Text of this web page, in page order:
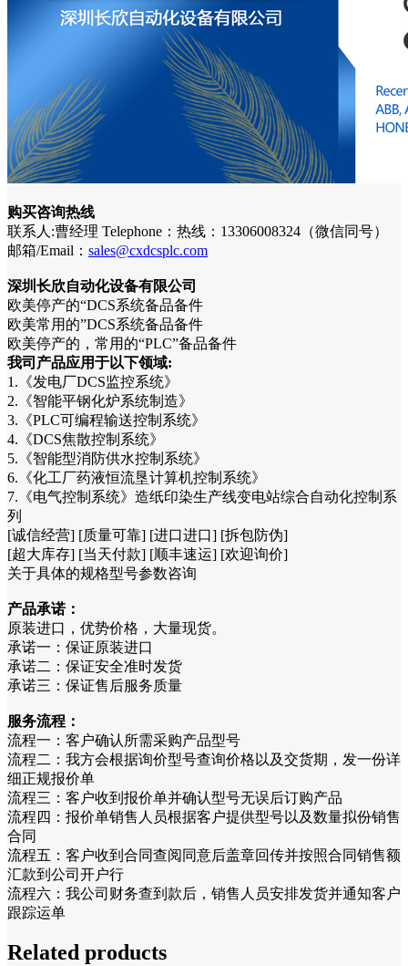
购买咨询热线
联系人:曹经理 Telephone：热线：13306008324（微信同号）
邮箱/Email： sales@cxdcsplc.com
深圳长欣自动化设备有限公司
欧美停产的“DCS系统备品备件
欧美常用的”DCS系统备品备件
欧美停产的，常用的“PLC”备品备件
我司产品应用于以下领域:
1.《发电厂DCS监控系统》
2.《智能平钢化炉系统制造》
3.《PLC可编程输送控制系统》
4.《DCS焦散控制系统》
5.《智能型消防供水控制系统》
6.《化工厂药液恒流垦计算机控制系统》
7.《电气控制系统》造纸印染生产线变电站综合自动化控制系
列
[诚信经营] [质量可靠] [进口进口] [拆包防伪]
[超大库存] [当天付款] [顺丰速运] [欢迎询价]
关于具体的规格型号参数咨询
产品承诺：
原装进口，优势价格，大量现货。
承诺一：保证原装进口
承诺二：保证安全准时发货
承诺三：保证售后服务质量
服务流程：
流程一：客户确认所需采购产品型号
流程二：我方会根据询价型号查询价格以及交货期，发一份详
细正规报价单
流程三：客户收到报价单并确认型号无误后订购产品
流程四：报价单销售人员根据客户提供型号以及数量拟份销售
合同
流程五：客户收到合同查阅同意后盖章回传并按照合同销售额
汇款到公司开户行
流程六：我公司财务查到款后，销售人员安排发货并通知客户
跟踪运单
Related products